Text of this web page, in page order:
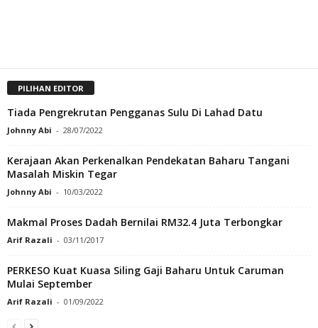
PILIHAN EDITOR
Tiada Pengrekrutan Pengganas Sulu Di Lahad Datu
Johnny Abi - 28/07/2022
Kerajaan Akan Perkenalkan Pendekatan Baharu Tangani
Masalah Miskin Tegar
Johnny Abi - 10/03/2022
Makmal Proses Dadah Bernilai RM32.4 Juta Terbongkar
Arif Razali - 03/11/2017
PERKESO Kuat Kuasa Siling Gaji Baharu Untuk Caruman
Mulai September
Arif Razali - 01/09/2022